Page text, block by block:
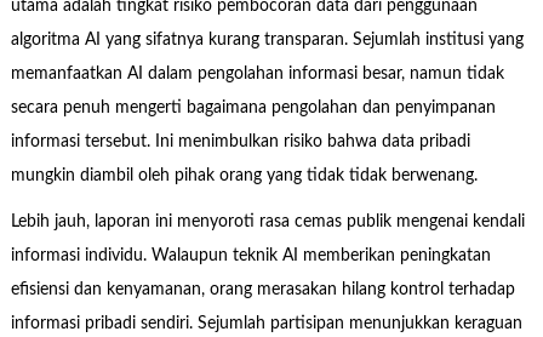
utama adalah tingkat risiko pembocoran data dari penggunaan
algoritma AI yang sifatnya kurang transparan. Sejumlah institusi yang
memanfaatkan AI dalam pengolahan informasi besar, namun tidak
secara penuh mengerti bagaimana pengolahan dan penyimpanan
informasi tersebut. Ini menimbulkan risiko bahwa data pribadi
mungkin diambil oleh pihak orang yang tidak tidak berwenang.
Lebih jauh, laporan ini menyoroti rasa cemas publik mengenai kendali
informasi individu. Walaupun teknik AI memberikan peningkatan
efisiensi dan kenyamanan, orang merasakan hilang kontrol terhadap
informasi pribadi sendiri. Sejumlah partisipan menunjukkan keraguan